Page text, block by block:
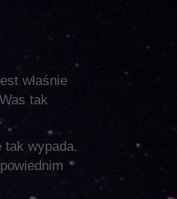
właśnie
tak
tak wypada.